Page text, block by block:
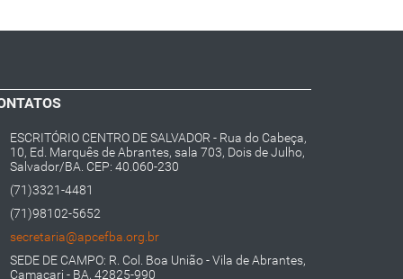
ESCRITÓRIO CENTRO DE SALVADOR - Rua do Cabeça,
10, Ed. Marquês de Abrantes, sala 703, Dois de Julho,
Salvador/BA. CEP: 40.060-230
(71)3321-4481
(71)98102-5652
secretaria@apcefba.org.br
SEDE DE CAMPO: R. Col. Boa União - Vila de Abrantes,
Camaçari - BA, 42825-990